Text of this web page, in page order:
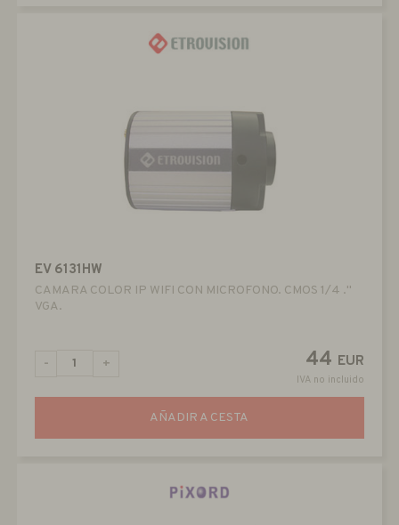
EV 6131HW
CAMARA COLOR IP WIFI CON MICROFONO. CMOS 1/4 ."
VGA.
44 EUR
IVA no incluido
- +
AÑADIR A CESTA